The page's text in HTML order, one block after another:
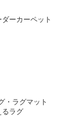
ダーカーペット
・ラグマット
るラグ